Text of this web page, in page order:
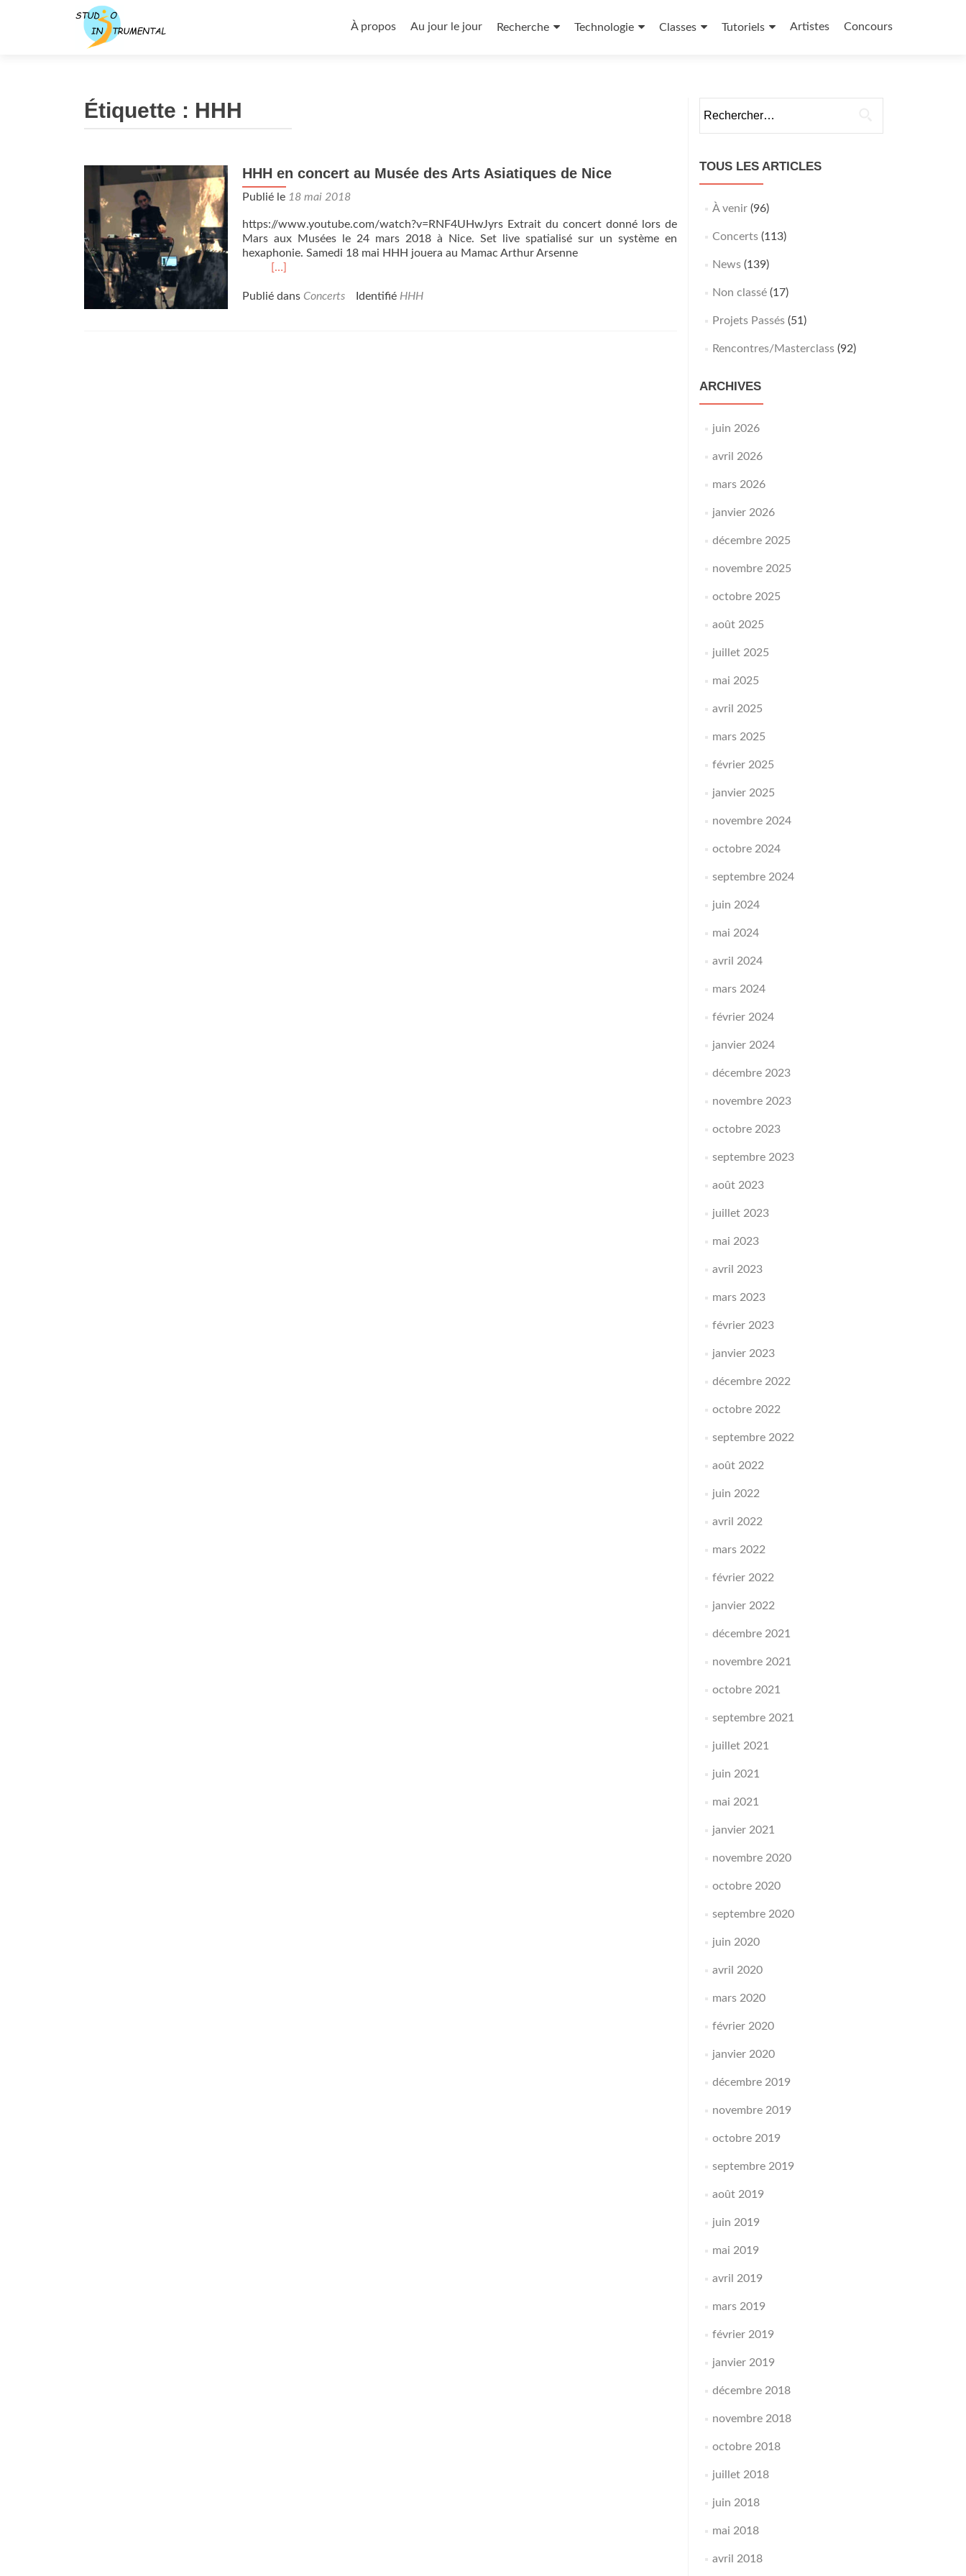
au
À propos Au jour le jour Recherche Technologie Classes Tutoriels Artistes Concours
Étiquette : HHH
HHH en concert au Musée des Arts Asiatiques de Nice
Publié le 18 mai 2018
https://www.youtube.com/watch?v=RNF4UHwJyrs Extrait du concert donné lors de
Mars aux Musées le 24 mars 2018 à Nice. Set live spatialisé sur un système en
hexaphonie. Samedi 18 mai HHH jouera au Mamac Arthur Arsenne
En
plus
[…]
Publié dans Concerts Identifié HHH
TOUS LES ARTICLES
À venir(96)
Concerts(113)
News(139)
Non classé(17)
Projets Passés(51)
Rencontres/Masterclass(92)
ARCHIVES
juin 2026
avril 2026
mars 2026
janvier 2026
décembre 2025
novembre 2025
octobre 2025
août 2025
juillet 2025
mai 2025
avril 2025
mars 2025
février 2025
janvier 2025
novembre 2024
octobre 2024
septembre 2024
juin 2024
mai 2024
avril 2024
mars 2024
février 2024
janvier 2024
décembre 2023
novembre 2023
octobre 2023
septembre 2023
août 2023
juillet 2023
mai 2023
avril 2023
mars 2023
février 2023
janvier 2023
décembre 2022
octobre 2022
septembre 2022
août 2022
juin 2022
avril 2022
mars 2022
février 2022
janvier 2022
décembre 2021
novembre 2021
octobre 2021
septembre 2021
juillet 2021
juin 2021
mai 2021
janvier 2021
novembre 2020
octobre 2020
septembre 2020
juin 2020
avril 2020
mars 2020
février 2020
janvier 2020
décembre 2019
novembre 2019
octobre 2019
septembre 2019
août 2019
juin 2019
mai 2019
avril 2019
mars 2019
février 2019
janvier 2019
décembre 2018
novembre 2018
octobre 2018
juillet 2018
juin 2018
mai 2018
avril 2018